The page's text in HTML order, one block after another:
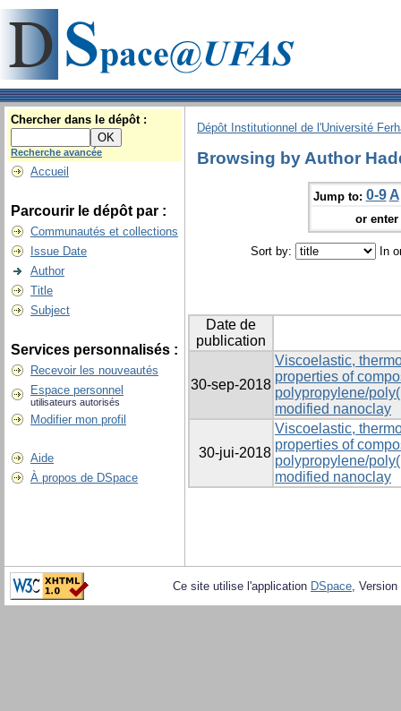
Chercher dans le dépôt :
Recherche avancée
Accueil
Parcourir le dépôt par :
Communautés et collections
Issue Date
Author
Title
Subject
Services personnalisés :
Recevoir les nouveautés
Espace personnel
utilisateurs autorisés
Modifier mon profil
Aide
À propos de DSpace
Dépôt Institutionnel de l'Université
Browsing by Author
Jump to: 0-9 A
or
Sort by: In
Date de
publication
30-sep-2018
Viscoelastic,
properties of
polypropylene/
modified nanoclay
30-jui-2018
Viscoelastic,
properties of
polypropylene/
modified nanoclay
Ce site utilise l'application DSpace,